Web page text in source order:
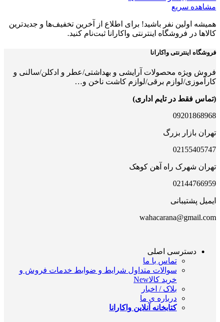
مشاهده سریع
همیشه اولین نفر باشید! برای اطلاع از آخرین تخفیف‌ها و جدیدترین
کالاها در فروشگاه اینترنتی واکارانا ثبت‌نام کنید.
فروشگاه اینترنتی واکارانا
فروش ویژه محصولات آرایشی و بهداشتی/عطر و ادکلن/سالنی و
کارآموزی/لوازم برقی/لوازم کاشت ناخن و…
(تماس فقط در تایم اداری)
09201868968
تهران بازار بزرگ
02155405747
تهران شهرک راه آهن کوهک
02144766959
ایمیل پشتیبانی
wahacarana@gmail.com
دسترسی اصلی
تماس با ما
سوالات متداول شرایط و ضوابط خدمات فروش و
خرید کالاNew
بلاک / اخبار
درباره ی ما
کتابخانه آنلاین واکارانا